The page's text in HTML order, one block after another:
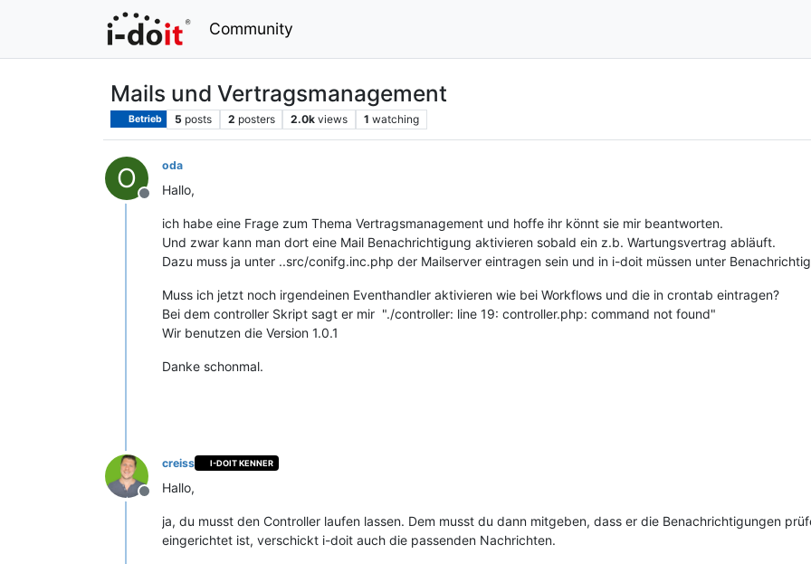
Community
Mails und Vertragsmanagement
Betrieb 5 posts 2 posters 2.0k views 1 watching
O
Offline
oda
Hallo,
ich habe eine Frage zum Thema Vertragsmanagement und hoffe ihr könnt sie mir beantworten.
Und zwar kann man dort eine Mail Benachrichtigung aktivieren sobald ein z.b. Wartungsvertrag abläuft.
Dazu muss ja unter ..src/conifg.inc.php der Mailserver eintragen sein und in i-doit müssen unter
Muss ich jetzt noch irgendeinen Eventhandler aktivieren wie bei Workflows und die in crontab eintragen?
Bei dem controller Skript sagt er mir "./controller: line 19: controller.php: command not found"
Wir benutzen die Version 1.0.1
Danke schonmal.
Offline
creiss I-DOIT KENNER
Hallo,
ja, du musst den Controller laufen lassen. Dem musst du dann mitgeben, dass er die Benachrichtigungen
eingerichtet ist, verschickt i-doit auch die passenden Nachrichten.